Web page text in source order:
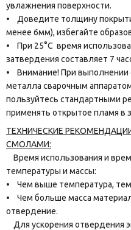
увлажнения поверхности.
• Доведите толщину
менее 6мм), избегайте
• При 25°C время
затвердения составляет 7
• Внимание! При выполнении
металла сварочным
пользуйтесь стандартными
применять открытое пламя в
ТЕХНИЧЕСКИЕ
СМОЛАМИ:
Время использования и
температуры и массы:
• Чем выше температура,
• Чем больше масса
отвердение.
Для ускорения отвердения